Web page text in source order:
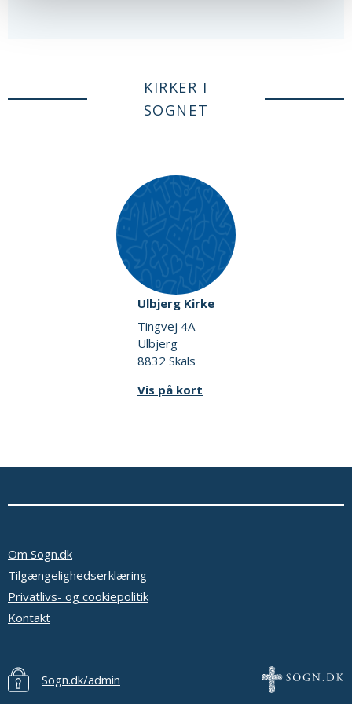
KIRKER I
SOGNET
Ulbjerg Kirke
Tingvej 4A
Ulbjerg
8832 Skals
Vis på kort
Om Sogn.dk
Tilgængelighedserklæring
Privatlivs- og cookiepolitik
Kontakt
Sogn.dk/admin